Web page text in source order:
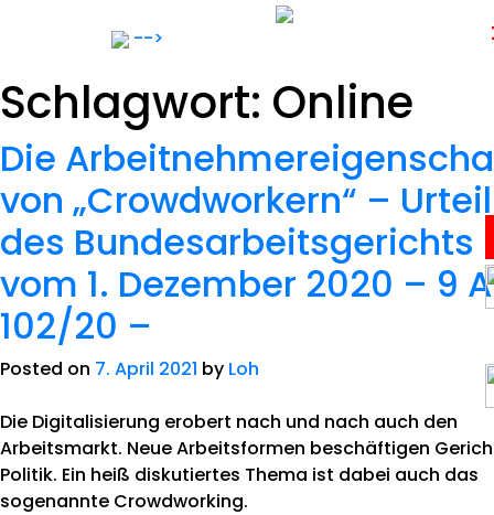
-->
Anwälte
Karriere
Schlagwort: Online
Die
von „Crowdworkern“ – Urteil
des Bundesarbeitsgerichts
vom 1. Dezember 2020 – 9
102/20 –
Posted on 7. April 2021 by Loh
Die Digitalisierung erobert nach und nach auch den
Arbeitsmarkt. Neue Arbeitsformen beschäftigen
Politik. Ein heiß diskutiertes Thema ist dabei auch das
sogenannte Crowdworking.